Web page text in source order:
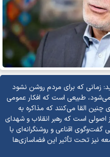
زمانی که برای مردم روشن نشود
طبیعی است که افکار عمومی
چنین القا می‌کنند که مذاکره به
اصولی است که رهبر انقلاب و شهدای
گفت‌وگوی اقناعی و روشنگرانه‌ای با
نیز تحت تأثیر این فضاسازی‌ها